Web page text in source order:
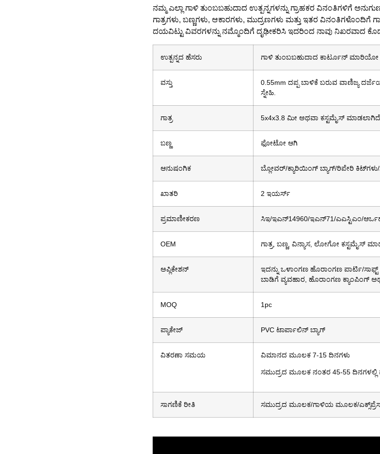
ನಮ್ಮ ಎಲ್ಲಾ ಗಾಳಿ ತುಂಬಬಹುದಾದ ಉತ್ಪನ್ನಗಳನ್ನು ಗ್ರಾಹಕರ ವಿನಂತಿಗಳಿಗೆ
ಗಾತ್ರಗಳು, ಬಣ್ಣಗಳು, ಆಕಾರಗಳು, ಮುದ್ರಣಗಳು ಮತ್ತು ಇತರ ವಿನಂತಿಗಳೊಂದಿಗೆ
ದಯವಿಟ್ಟು ವಿವರಗಳನ್ನು ನಮ್ಮೊಂದಿಗೆ ದೃಢೀಕರಿಸಿ ಇದರಿಂದ ನಾವು ನಿಖರವಾದ
ಉತ್ಪನ್ನದ ಹೆಸರು ಗಾಳಿ ತುಂಬಬಹುದಾದ ಕಾರ್ಟೂನ್
ವಸ್ತು
0.55mm ದಪ್ಪ ಬಾಳಿಕೆ ಬರುವ ವಾಣಿಜ್ಯ
ಸ್ನೇಹಿ.
ಗಾತ್ರ 5x4x3.8 ಮೀ ಅಥವಾ ಕಸ್ಟಮೈಸ್ ಮಾಡಲಾಗಿದೆ
ಬಣ್ಣ ಫೋಟೋ ಆಗಿ
ಆನುಷಂಗಿಕ ಬ್ಲೋವರ್/ಕ್ಯಾರಿಯಿಂಗ್ ಬ್ಯಾಗ್/ರಿಪೇರಿ
ಖಾತರಿ 2 ಇಯರ್ಸ್
ಪ್ರಮಾಣೀಕರಣ ಸಿಇ/ಇಎನ್14960/ಇಎನ್71/ಎಎಸ್ಟಿಎಂ/
OEM ಗಾತ್ರ, ಬಣ್ಣ, ವಿನ್ಯಾಸ, ಲೋಗೋ ಕಸ್ಟಮೈಸ್
ಅಪ್ಲಿಕೇಶನ್
ಇದನ್ನು ಒಳಾಂಗಣ ಹೊರಾಂಗಣ ಪಾರ್ಟಿ/
ಬಾಡಿಗೆ ವ್ಯವಹಾರ, ಹೊರಾಂಗಣ ಕ್ಯಾಂಪಿಂಗ್
MOQ 1pc
ಪ್ಯಾಕೇಜ್ PVC ಟಾರ್ಪಾಲಿನ್ ಬ್ಯಾಗ್
ವಿತರಣಾ ಸಮಯ ವಿಮಾನದ ಮೂಲಕ 7-15 ದಿನಗಳು
ಸಮುದ್ರದ ಮೂಲಕ ನಂತರ 45-55 ದಿನಗಳಲ್ಲಿ
ಸಾಗಣಿಕೆ ರೀತಿ ಸಮುದ್ರದ ಮೂಲಕ/ಗಾಳಿಯ ಮೂಲಕ/